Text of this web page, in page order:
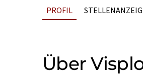
PROFIL
Über